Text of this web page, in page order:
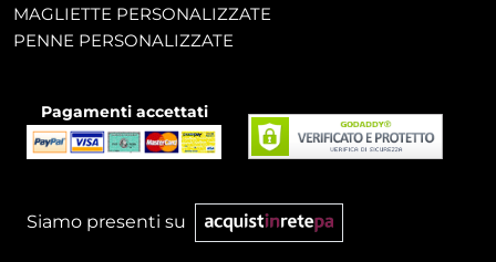
MAGLIETTE PERSONALIZZATE
PENNE PERSONALIZZATE
Pagamenti accettati
Siamo presenti su